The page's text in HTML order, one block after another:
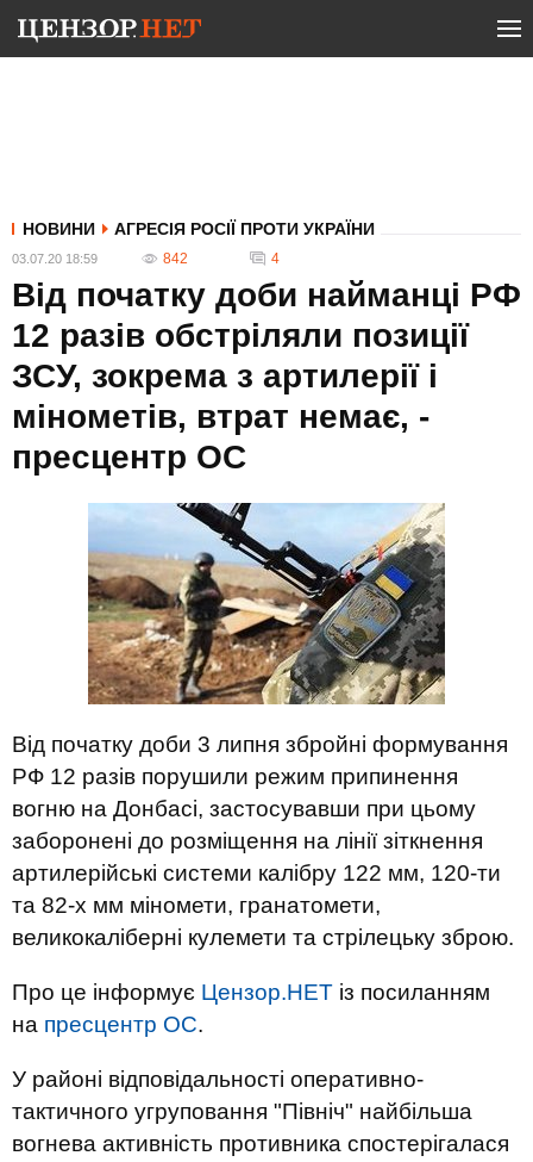
НОВИНИ АГРЕСІЯ РОСІЇ ПРОТИ УКРАЇНИ
03.07.20 18:59 842 4
Від початку доби найманці РФ
12 разів обстріляли позиції
ЗСУ, зокрема з артилерії і
мінометів, втрат немає, -
пресцентр ОС
Від початку доби 3 липня збройні формування
РФ 12 разів порушили режим припинення
вогню на Донбасі, застосувавши при цьому
заборонені до розміщення на лінії зіткнення
артилерійські системи калібру 122 мм, 120-ти
та 82-х мм міномети, гранатомети,
великокаліберні кулемети та стрілецьку зброю.
Про це інформує Цензор.НЕТ із посиланням
на пресцентр ОС.
У районі відповідальності оперативно-
тактичного угруповання "Північ" найбільша
вогнева активність противника спостерігалася